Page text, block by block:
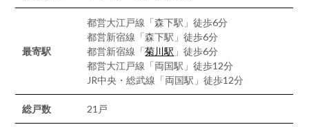
最寄駅
都営大江戸線「森下駅」徒歩6分
都営新宿線「森下駅」徒歩6分
都営新宿線「菊川駅 」徒歩6分
都営大江戸線「両国駅」徒歩12分
JR中央・総武線「両国駅」徒歩12分
総戸数 21戸